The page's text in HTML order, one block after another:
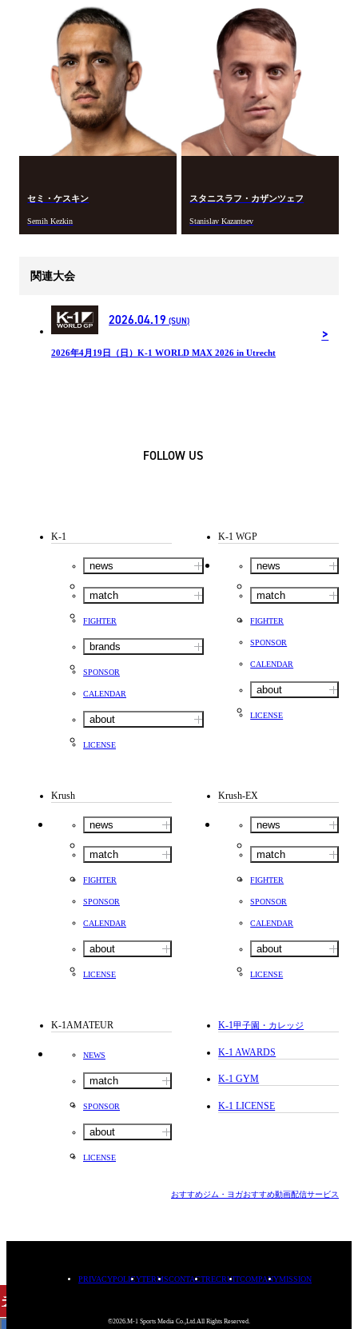
セミ・ケスキン
Semih Kezkin
スタニスラフ・カザンツェフ
Stanislav Kazantsev
関連大会
2026.04.19 (SUN)
2026年4月19日（日）K-1 WORLD MAX 2026 in Utrecht
チケット
FOLLOW US
K-1
news
match
FIGHTER
brands
SPONSOR
CALENDAR
about
LICENSE
K-1 WGP
news
match
FIGHTER
SPONSOR
CALENDAR
about
LICENSE
Krush
news
match
FIGHTER
SPONSOR
CALENDAR
about
LICENSE
Krush-EX
news
match
FIGHTER
SPONSOR
CALENDAR
about
LICENSE
K-1AMATEUR
NEWS
match
SPONSOR
about
LICENSE
K-1甲子園・カレッジ
K-1 AWARDS
K-1 GYM
K-1 LICENSE
おすすめジム・ヨガおすすめ動画配信サービス
PRIVACYPOLICYTERMSCONTACTRECRUITCOMPANYMISSION
©2026.M-1 Sports Media Co.,Ltd.All Rights Reserved.